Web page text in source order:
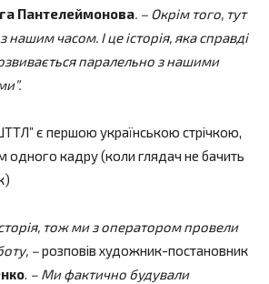
Пантелеймонова. – Окрім того, тут
нашим часом. І це історія, яка справді
паралельно з нашими
є першою українською стрічкою,
одного кадру (коли глядач не бачить
тож ми з оператором провели
–розповів художник-постановник
. – Ми фактично будували